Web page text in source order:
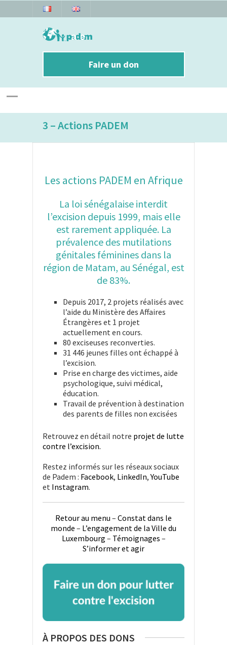
Faire un don
3 – Actions PADEM
Les actions PADEM en Afrique
La loi sénégalaise interdit
l’excision depuis 1999, mais elle
est rarement appliquée. La
prévalence des mutilations
génitales féminines dans la
région de Matam, au Sénégal, est
de 83%.
Depuis 2017, 2 projets réalisés avec
l’aide du Ministère des Affaires
Étrangères et 1 projet
actuellement en cours.
80 exciseuses reconverties.
31 446 jeunes filles ont échappé à
l’excision.
Prise en charge des victimes, aide
psychologique, suivi médical,
éducation.
Travail de prévention à destination
des parents de filles non excisées
Retrouvez en détail notre projet de lutte
contre l’excision.
Restez informés sur les réseaux sociaux
de Padem : Facebook, LinkedIn,YouTube
et Instagram.
Retour au menu – Constat dans le
monde – L’engagement de la Ville du
Luxembourg – Témoignages –
S’informer et agir
À PROPOS DES DONS